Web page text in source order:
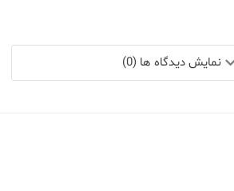
نمایش دیدگاه ها (0)